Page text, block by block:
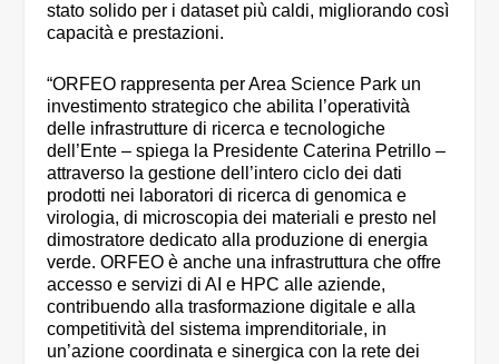
stato solido per i dataset più caldi, migliorando così
capacità e prestazioni.
“ORFEO rappresenta per Area Science Park un
investimento strategico che abilita l’operatività
delle infrastrutture di ricerca e tecnologiche
dell’Ente – spiega la Presidente Caterina Petrillo –
attraverso la gestione dell’intero ciclo dei dati
prodotti nei laboratori di ricerca di genomica e
virologia, di microscopia dei materiali e presto nel
dimostratore dedicato alla produzione di energia
verde. ORFEO è anche una infrastruttura che offre
accesso e servizi di AI e HPC alle aziende,
contribuendo alla trasformazione digitale e alla
competitività del sistema imprenditoriale, in
un’azione coordinata e sinergica con la rete dei